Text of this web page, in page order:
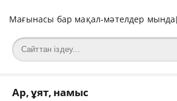
Мағынасы бар мақал-мәтелдер мында
Ар, ұят, намыс